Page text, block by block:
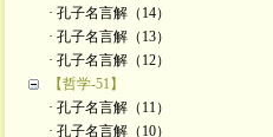
· 孔子名言解（14）
· 孔子名言解（13）
· 孔子名言解（12）
【哲学-51】
· 孔子名言解（11）
· 孔子名言解（10）